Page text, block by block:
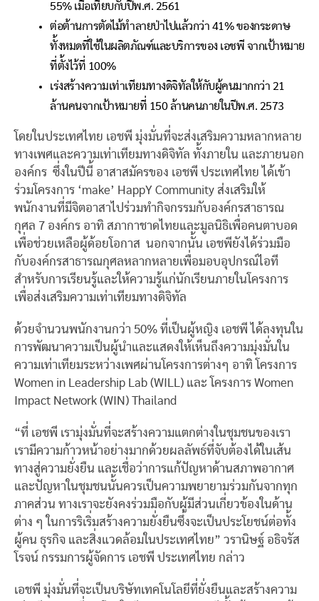
55% เมื่อเทียบกับปีพ.ศ. 2561
ต่อต้านการตัดไม้ทำลายป่าไปแล้วกว่า 41% ของกระดาษ
ทั้งหมดที่ใช้ในผลิตภัณฑ์และบริการของ เอชพี จากเป้าหมาย
ที่ตั้งไว้ที่ 100%
เร่งสร้างความเท่าเทียมทางดิจิทัลให้กับผู้คนมากกว่า 21
ล้านคนจากเป้าหมายที่ 150 ล้านคนภายในปีพ.ศ. 2573
โดยในประเทศไทย เอชพี มุ่งมั่นที่จะส่งเสริมความหลากหลาย
ทางเพศและความเท่าเทียมทางดิจิทัล ทั้งภายใน และภายนอก
องค์กร ซึ่งในปีนี้ อาสาสมัครของ เอชพี ประเทศไทย ได้เข้า
ร่วมโครงการ ‘make’ HappY Community ส่งเสริมให้
พนักงานที่มีจิตอาสาไปร่วมทำกิจกรรมกับองค์กรสาธารณ
กุศล 7 องค์กร อาทิ สภากาชาดไทยและมูลนิธิเพื่อคนตาบอด
เพื่อช่วยเหลือผู้ด้อยโอกาส นอกจากนั้น เอชพียังได้ร่วมมือ
กับองค์กรสาธารณกุศลหลากหลายเพื่อมอบอุปกรณ์ไอที
สำหรับการเรียนรู้และให้ความรู้แก่นักเรียนภายในโครงการ
เพื่อส่งเสริมความเท่าเทียมทางดิจิทัล
ด้วยจำนวนพนักงานกว่า 50% ที่เป็นผู้หญิง เอชพี ได้ลงทุนใน
การพัฒนาความเป็นผู้นำและแสดงให้เห็นถึงความมุ่งมั่นใน
ความเท่าเทียมระหว่างเพศผ่านโครงการต่างๆ อาทิ โครงการ
Women in Leadership Lab (WILL) และ โครงการ Women
Impact Network (WIN) Thailand
“ที่ เอชพี เรามุ่งมั่นที่จะสร้างความแตกต่างในชุมชนของเรา
เรามีความก้าวหน้าอย่างมากด้วยผลลัพธ์ที่จับต้องได้ในเส้น
ทางสู่ความยั่งยืน และเชื่อว่าการแก้ปัญหาด้านสภาพอากาศ
และปัญหาในชุมชนนั้นควรเป็นความพยายามร่วมกันจากทุก
ภาคส่วน ทางเราจะยังคงร่วมมือกับผู้มีส่วนเกี่ยวข้องในด้าน
ต่าง ๆ ในการริเริ่มสร้างความยั่งยืนซึ่งจะเป็นประโยชน์ต่อทั้ง
ผู้คน ธุรกิจ และสิ่งแวดล้อมในประเทศไทย” วรานิษฐ์ อธิจรัส
โรจน์ กรรมการผู้จัดการ เอชพี ประเทศไทย กล่าว
เอชพี มุ่งมั่นที่จะเป็นบริษัทเทคโนโลยีที่ยั่งยืนและสร้างความ